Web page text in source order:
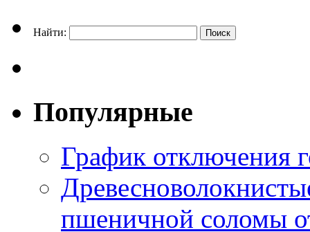
Найти:
Популярные
График отключения
пшеничной соломы